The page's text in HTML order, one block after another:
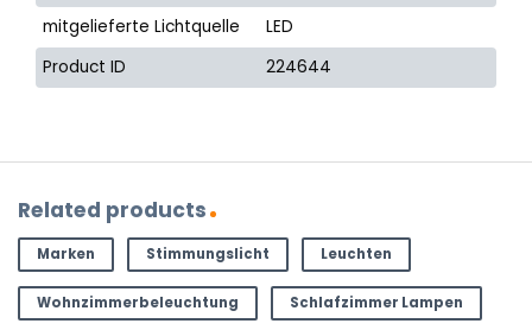
mitgelieferte Lichtquelle
LED
Product ID
224644
Related products
Marken Stimmungslicht Leuchten
Wohnzimmerbeleuchtung Schlafzimmer Lampen